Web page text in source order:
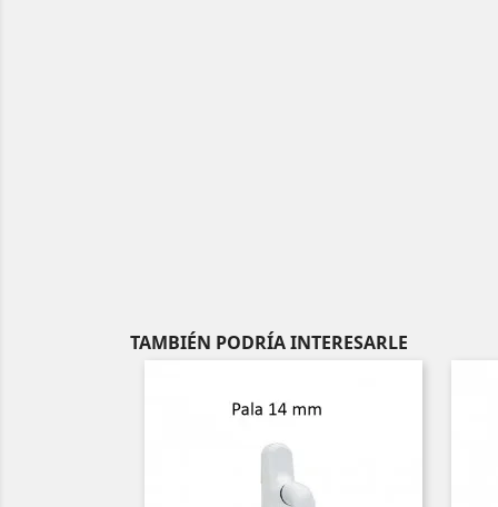
TAMBIÉN PODRÍA INTERESARLE